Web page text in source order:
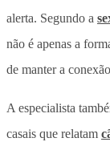
alerta. Segundo a
não é apenas a
de manter a
A especialista
casais que relatam